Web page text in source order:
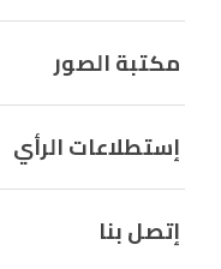
مكتبة الصور
إستطلاعات الرأي
إتصل بنا